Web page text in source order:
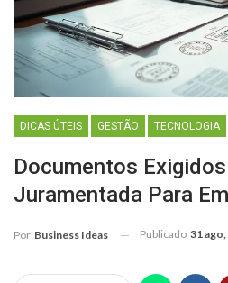
DICAS ÚTEIS GESTÃO TECNOLOGIA
Documentos
Juramentada Para
Por Business Ideas Publicado 31